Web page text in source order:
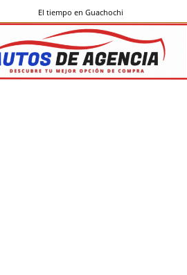
El tiempo en Guachochi